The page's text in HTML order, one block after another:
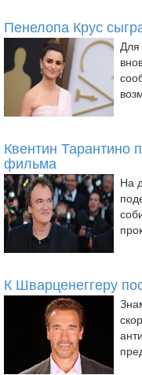
Пенелопа Крус
Для
Квентин Тарантино
фильма
На
К Шварценеггеру